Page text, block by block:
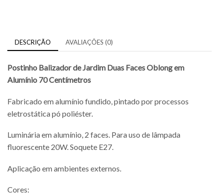
DESCRIÇÃO AVALIAÇÕES (0)
Postinho Balizador de Jardim Duas Faces Oblong em
Alumínio 70 Centímetros
Fabricado em alumínio fundido, pintado por processos
eletrostática pó poliéster.
Luminária em alumínio, 2 faces. Para uso de lâmpada
fluorescente 20W. Soquete E27.
Aplicação em ambientes externos.
Cores: